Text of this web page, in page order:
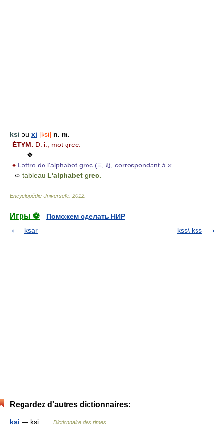
ksi ou xi [ksi] n. m.
ÉTYM. D. i.; mot grec.
❖
♦ Lettre de l'alphabet grec (Ξ, ξ), correspondant à x.
➪ tableau L'alphabet grec.
Encyclopédie Universelle 2012
Игры ⚽
Поможем сделать НИР
ksar
kss\ kss
Regardez d'autres dictionnaires:
ksi — ksi … Dictionnaire des rimes